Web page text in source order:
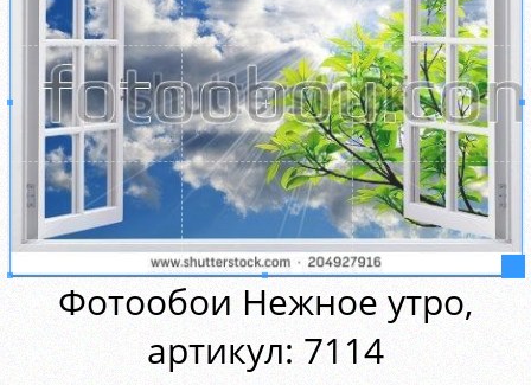
Фотообои Нежное утро,
aртикул: 7114